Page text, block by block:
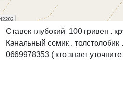
Ставок глубокий ,100 гривен .
Канальный сомик . толстолобик
0669978353 ( кто знает уточните